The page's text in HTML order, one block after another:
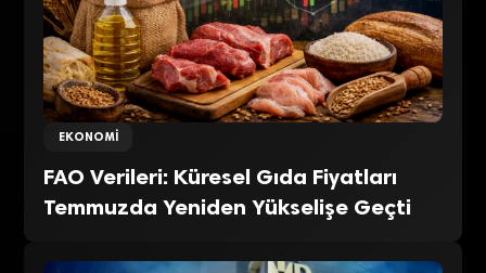
EKONOMI
FAO Verileri: Küresel Gıda Fiyatları
Temmuzda Yeniden Yükselişe Geçti